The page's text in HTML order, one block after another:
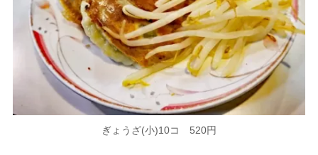
ぎょうざ(小)10コ 520円